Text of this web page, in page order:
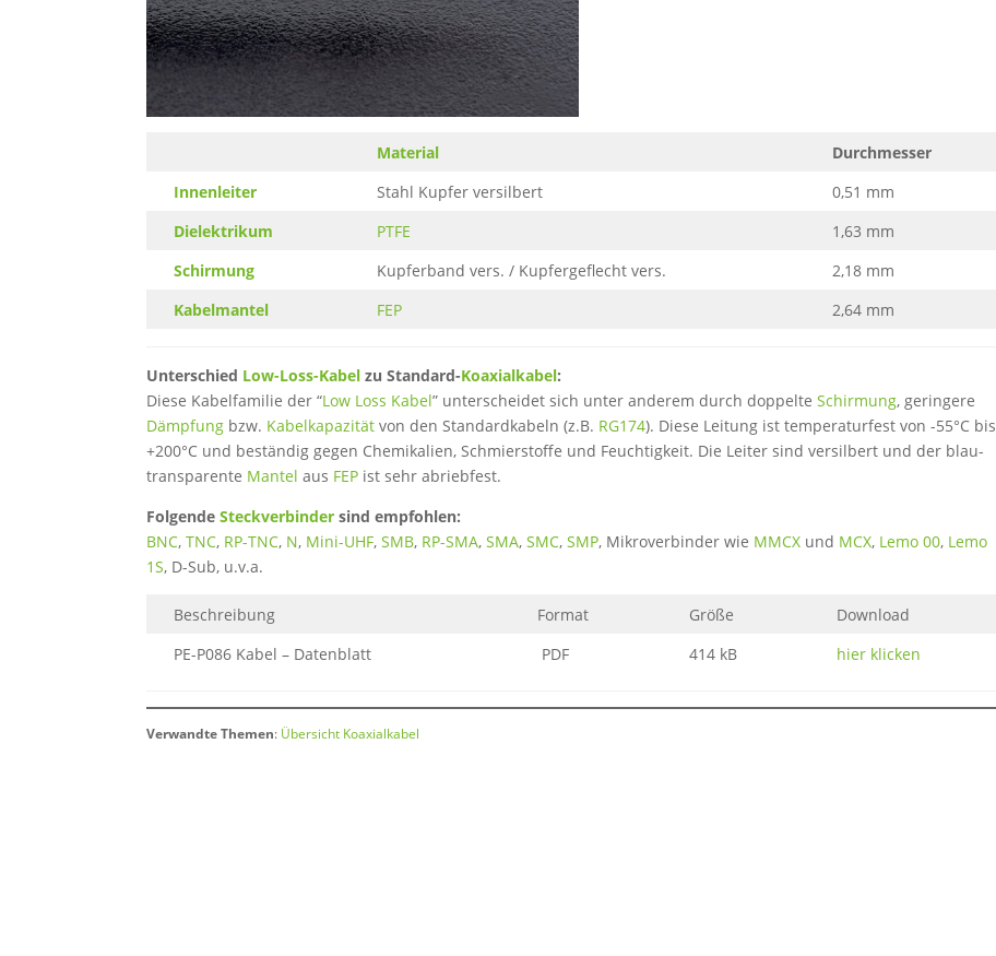
Material
Durchmesser
Innenleiter
Stahl Kupfer versilbert
0,51 mm
Dielektrikum
PTFE
1,63 mm
Schirmung
Kupferband vers. / Kupfergeflecht vers.
2,18 mm
Kabelmantel
FEP 2,64 mm
Unterschied Low-Loss-Kabel zu Standard-Koaxialkabel:
Diese Kabelfamilie der “Low Loss Kabel” unterscheidet sich unter anderem durch doppelteSchirmung, geringere
Dämpfung bzw. Kabelkapazität von den Standardkabeln (z.B. RG174). Diese Leitung ist temperaturfest von -55°C bis
+200°C und beständig gegen Chemikalien, Schmierstoffe und Feuchtigkeit. Die Leiter sind versilbert und der blau-
transparente Mantel aus FEP ist sehr abriebfest.
FolgendeSteckverbinder sind empfohlen:
BNC,TNC, RP-TNC, N, Mini-UHF,SMB, RP-SMA,SMA,SMC,SMP, Mikroverbinder wie MMCX und MCX, Lemo 00, Lemo
1S, D-Sub, u.v.a.
Beschreibung Format Größe
Download
PE-P086 Kabel – Datenblatt
PDF 414 kB hier klicken
Verwandte Themen: Übersicht Koaxialkabel